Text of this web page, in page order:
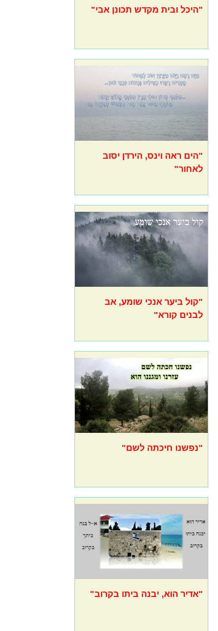
"היכל ובית מקדש תכונן אבי"
"הים ראה וינס, הירדן יסוב
לאחור"
"קול ביער אנכי שומע, אב
לבנים קורא"
"נפשנו חיכתה לשם"
"אדיר הוא, יבנה ביתו בקרוב"